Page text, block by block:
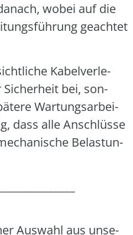
wobei auf die
geach­tet
Kabel­ver­le­
bei, son­
War­tungs­ar­bei­
dass alle Anschlüs­se
Belas­tun­
Aus­wahl aus unse­